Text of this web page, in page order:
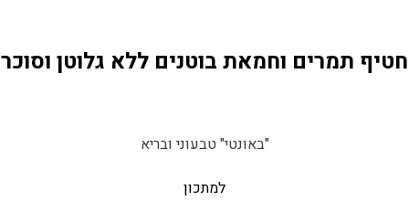
חטיף תמרים וחמאת בוטנים ללא גלוטן וסוכר
"באונטי" טבעוני ובריא
למתכון